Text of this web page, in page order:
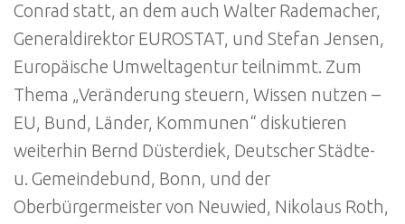
Conrad statt, an dem auch Walter Rademacher,
Generaldirektor EUROSTAT, und Stefan Jensen,
Europäische Umweltagentur teilnimmt. Zum
Thema „Veränderung steuern, Wissen nutzen –
EU, Bund, Länder, Kommunen“ diskutieren
weiterhin Bernd Düsterdiek, Deutscher Städte-
u. Gemeindebund, Bonn, und der
Oberbürgermeister von Neuwied, Nikolaus Roth,